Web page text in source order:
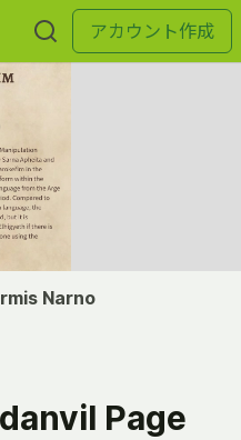
アカウント作成
Narno
Page